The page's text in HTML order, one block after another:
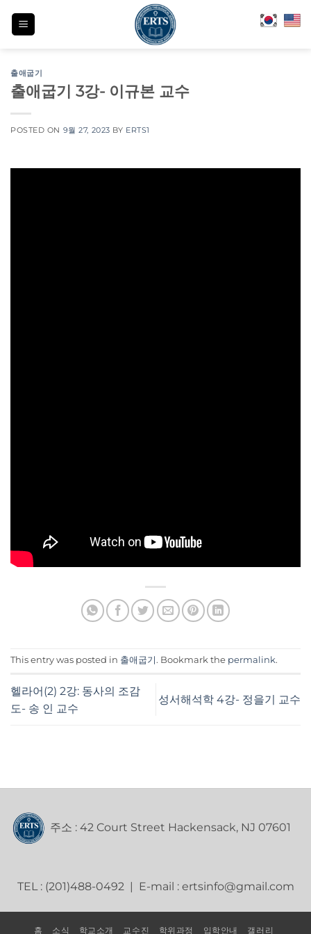
출애굽기
출애굽기 3강- 이규본 교수
POSTED ON 9월 27, 2023 BY ERTS1
This entry was posted in 출애굽기 . Bookmark the permalink.
헬라어(2) 2강: 동사의 조감
도- 송 인 교수
성서해석학 4강- 정을기 교수
주소 : 42 Court Street Hackensack, NJ 07601
TEL : (201)488-0492 | E-mail : ertsinfo@gmail.com
홈 소식 학교소개 교수진 학위과정 입학안내 갤러리